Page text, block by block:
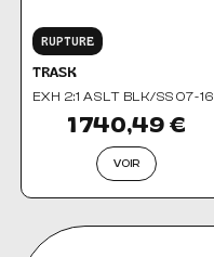
RUPTURE
TRASK
EXH 2:1 ASLT BLK/SS 07-16
1 740,49 €
VOIR